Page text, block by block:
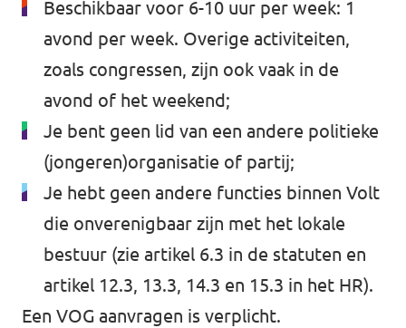
Beschikbaar voor 6-10 uur per week: 1
avond per week. Overige activiteiten,
zoals congressen, zijn ook vaak in de
avond of het weekend;
Je bent geen lid van een andere politieke
(jongeren)organisatie of partij;
Je hebt geen andere functies binnen Volt
die onverenigbaar zijn met het lokale
bestuur (zie artikel 6.3 in de statuten en
artikel 12.3, 13.3, 14.3 en 15.3 in het HR).
Een VOG aanvragen is verplicht.